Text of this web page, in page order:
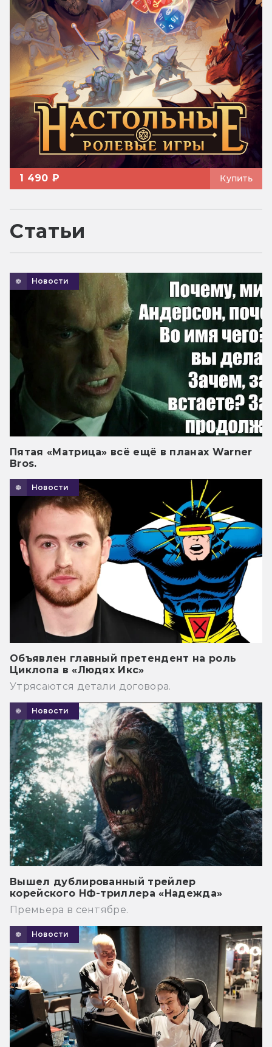
1 490 ₽ Купить
Статьи
Новости
Пятая «Матрица» всё ещё в планах Warner
Bros.
Новости
Объявлен главный претендент на роль
Циклопа в «Людях Икс»
Утрясаются детали договора.
Новости
Вышел дублированный трейлер
корейского НФ-триллера «Надежда»
Премьера в сентябре.
Новости